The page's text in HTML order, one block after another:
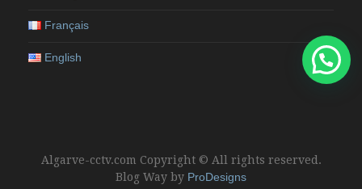
Français
English
Algarve-cctv.com Copyright © All rights reserved.
Blog Way by ProDesigns